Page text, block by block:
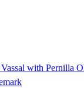
with Pernilla